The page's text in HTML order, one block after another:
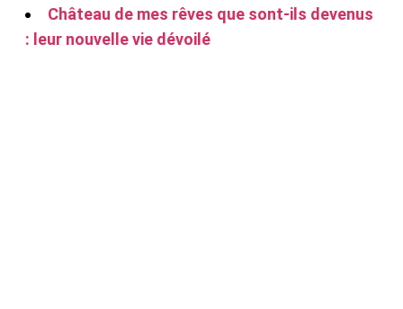
Château de mes rêves que sont-ils devenus
: leur nouvelle vie dévoilé